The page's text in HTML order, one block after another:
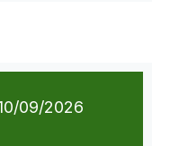
09/2026